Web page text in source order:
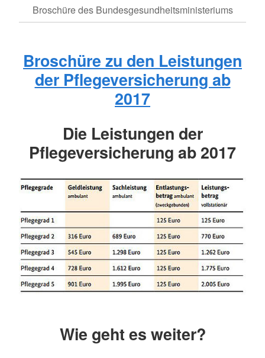
Broschüre des Bundesgesundheitsministeriums
Broschüre zu den Leistungen
der Pflegeversicherung ab
2017
Die Leistungen der
Pflegeversicherung ab 2017
Wie geht es weiter?